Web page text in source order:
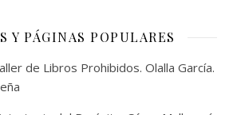
Y PÁGINAS POPULARES
de Libros Prohibidos. Olalla García.